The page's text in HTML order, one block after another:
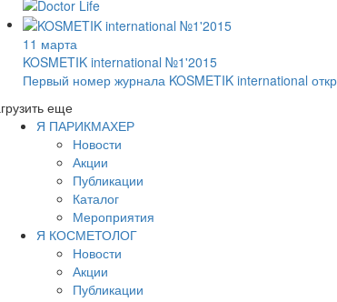
11 марта
KOSMETIK international №1'2015
Первый номер журнала KOSMETIK international
еще
Я ПАРИКМАХЕР
Новости
Акции
Публикации
Каталог
Мероприятия
Я КОСМЕТОЛОГ
Новости
Акции
Публикации